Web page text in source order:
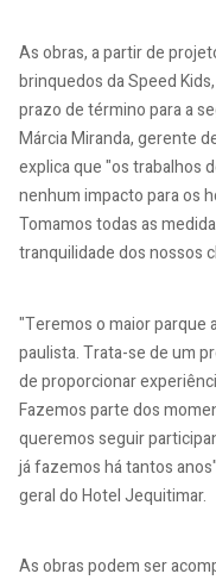
As obras, a partir de
brinquedos da Speed
prazo de término para a
Márcia Miranda, gerente
explica que "os trabalhos
nenhum impacto para os
Tomamos todas as
tranquilidade dos nossos
"Teremos o maior parque
paulista. Trata-se de um
de proporcionar
Fazemos parte dos
queremos seguir
já fazemos há tantos
geral do Hotel Jequitimar.
As obras podem ser